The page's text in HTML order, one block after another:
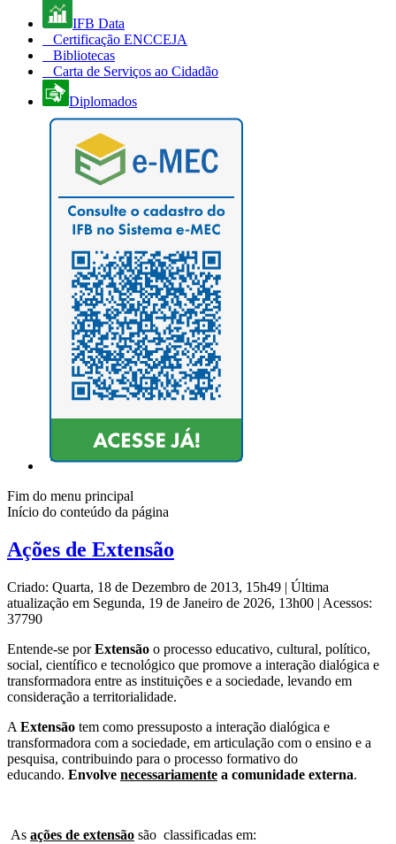
IFB Data
Certificação ENCCEJA
Bibliotecas
Carta de Serviços ao Cidadão
Diplomados
Fim do menu principal
Início do conteúdo da página
Ações de Extensão
Criado: Quarta, 18 de Dezembro de 2013, 15h49 | Última
atualização em Segunda, 19 de Janeiro de 2026, 13h00 | Acessos:
37790
Entende-se porExtensão o processo educativo, cultural, político,
social, científico e tecnológico que promove a interação dialógica e
transformadora entre as instituições e a sociedade, levando em
consideração a territorialidade.
A Extensão tem como pressuposto a interação dialógica e
transformadora com a sociedade, em articulação com o ensino e a
pesquisa, contribuindo para o processo formativo do
educando. Envolve necessariamente a comunidade externa.
As ações de extensão são classificadas em: